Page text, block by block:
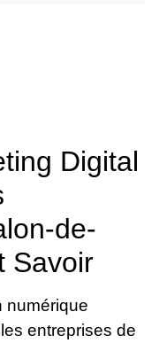
Digital
de-
Savoir
numérique
entreprises de